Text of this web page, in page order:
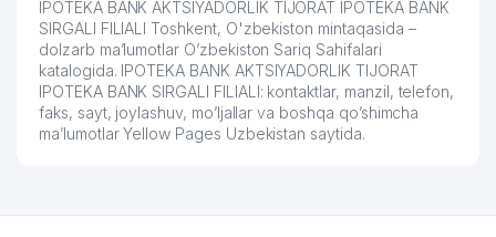
66
TEN ANDREY GROUP XUSUSIY
KORXONASI
67 DILNUR FAYZ TECHNO MChJ 522 м
OILAVIY POLIKLINIKA №10 (SERGELI
IPOTEKA BANK AKTSIYADORLIK TIJORAT IPOTEKA BANK
SIRGALI FILIALI Toshkent, O'zbekiston mintaqasida –
dolzarb ma’lumotlar O’zbekiston Sariq Sahifalari
katalogida. IPOTEKA BANK AKTSIYADORLIK TIJORAT
IPOTEKA BANK SIRGALI FILIALI: kontaktlar, manzil, telefon,
faks, sayt, joylashuv, mo’ljallar va boshqa qo’shimcha
ma’lumotlar Yellow Pages Uzbekistan saytida.